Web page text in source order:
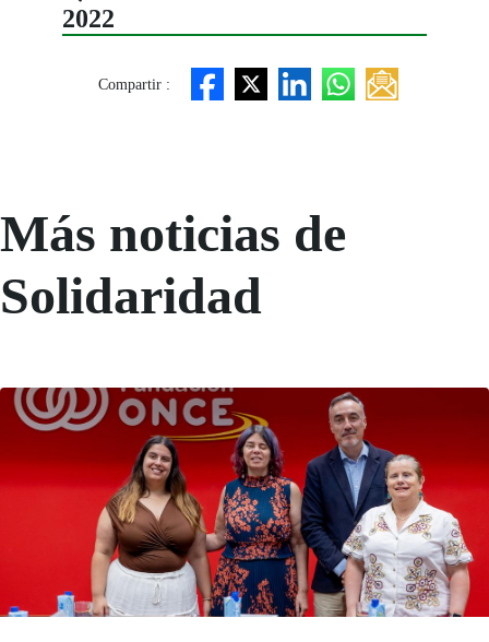
2022
Compartir :
Más noticias de
Solidaridad